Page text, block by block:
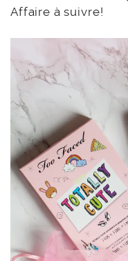
Affaire à suivre!